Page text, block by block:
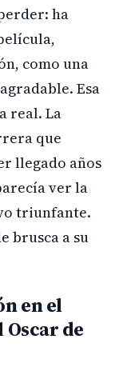
ha
como una
Esa
real. La
que
llegado años
ver la
triunfante.
brusca a su
en el
de